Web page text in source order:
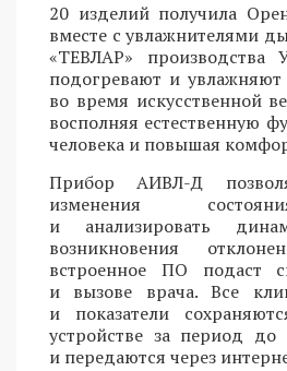
20 изделий получила
вместе с увлажнителями
«ТЕВЛАР» производства
подогревают и
во время искусственной
восполняя естественную
человека и повышая
Прибор АИВЛ-Д
изменения
и анализировать
возникновения
встроенное ПО подаст
и вызове врача. Все
и показатели
устройстве за период до
и передаются через